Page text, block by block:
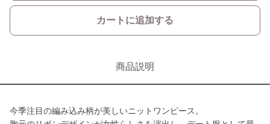
カートに追加する
商品説明
今季注目の編み込み柄が美しいニットワンピース。